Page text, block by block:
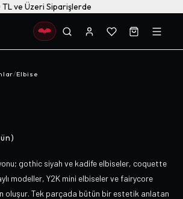
ve Üzeri Siparişlerde
/Elbise
gothic siyah ve kadife elbiseler, coquette
modeller, Y2K mini elbiseler ve fairycore
oluşur. Tek parçada bütün bir estetik anlatan